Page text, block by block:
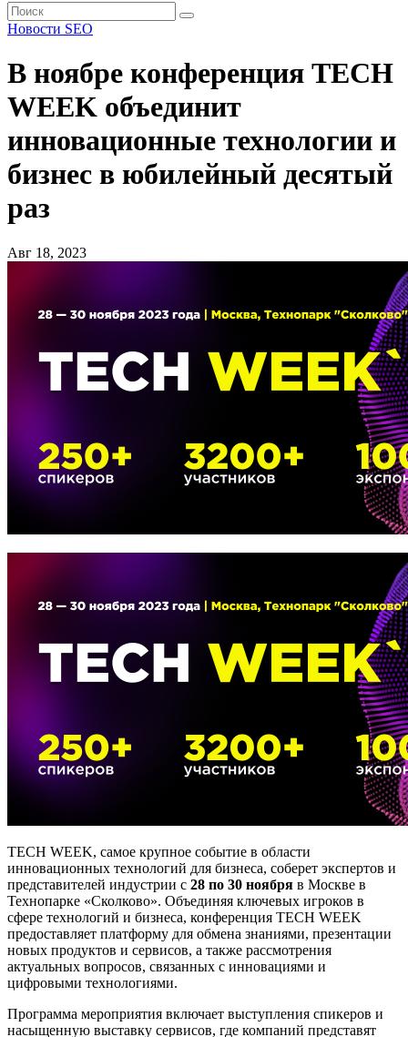
Новости SEO
В ноябре конференция TECH
WEEK объединит
инновационные технологии и
бизнес в юбилейный десятый
раз
Авг 18, 2023
TECH WEEK, самое крупное событие в области
инновационных технологий для бизнеса, соберет экспертов и
представителей индустрии с 28 по 30 ноября в Москве в
Технопарке «Сколково». Объединяя ключевых игроков в
сфере технологий и бизнеса, конференция TECH WEEK
предоставляет платформу для обмена знаниями, презентации
новых продуктов и сервисов, а также рассмотрения
актуальных вопросов, связанных с инновациями и
цифровыми технологиями.
Программа мероприятия включает выступления спикеров и
насыщенную выставку сервисов, где компаний представят